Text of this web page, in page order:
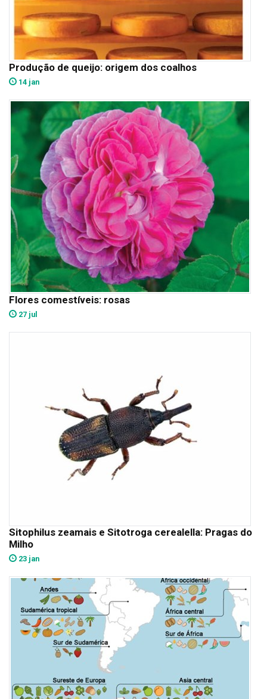
Produção de queijo: origem dos coalhos
14 jan
Flores comestíveis: rosas
27 jul
Sitophilus zeamais e Sitotroga cerealella: Pragas do
Milho
23 jan